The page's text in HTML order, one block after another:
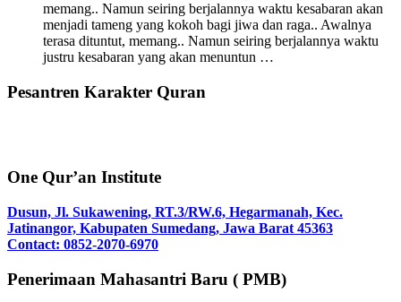
memang.. Namun seiring berjalannya waktu kesabaran akan
menjadi tameng yang kokoh bagi jiwa dan raga.. Awalnya
terasa dituntut, memang.. Namun seiring berjalannya waktu
justru kesabaran yang akan menuntun …
Pesantren Karakter Quran
One Qur’an Institute
Dusun, Jl. Sukawening, RT.3/RW.6, Hegarmanah, Kec.
Jatinangor, Kabupaten Sumedang, Jawa Barat 45363
Contact: 0852-2070-6970
Penerimaan Mahasantri Baru ( PMB)